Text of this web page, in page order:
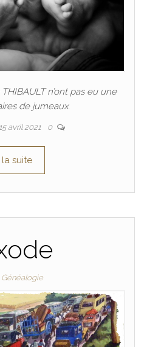
n’ont pas eu une
de jumeaux.
15 avril 2021 0
la suite
Généalogie